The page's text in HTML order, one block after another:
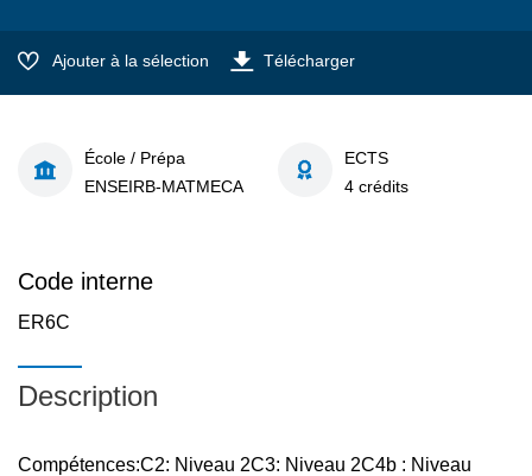
Ajouter à la sélection Télécharger
École / Prépa
ENSEIRB-MATMECA
ECTS
4 crédits
Code interne
ER6C
Description
Compétences:C2: Niveau 2C3: Niveau 2C4b : Niveau